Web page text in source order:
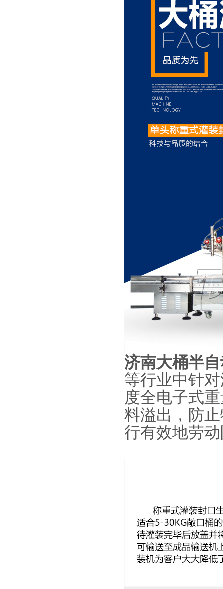
济南大桶半
等行业中针
度全电子式
料溢出，防
行有效地劳